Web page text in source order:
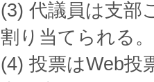
(3) 代議員は支部
割り当てられる。
(4) 投票はWeb投